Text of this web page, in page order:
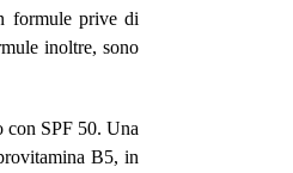
formule prive di
inoltre, sono
con SPF 50. Una
B5, in